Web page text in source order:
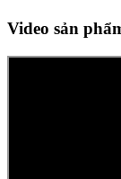
Video sản